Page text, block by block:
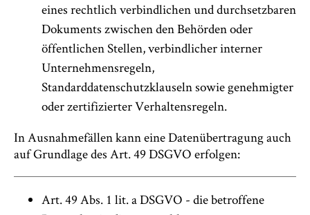
eines rechtlich verbindlichen und durchsetzbaren
Dokuments zwischen den Behörden oder
öffentlichen Stellen, verbindlicher interner
Unternehmensregeln,
Standarddatenschutzklauseln sowie genehmigter
oder zertifizierter Verhaltensregeln.
In Ausnahmefällen kann eine Datenübertragung auch
auf Grundlage des Art. 49 DSGVO erfolgen:
Art. 49 Abs. 1 lit. a DSGVO - die betroffene